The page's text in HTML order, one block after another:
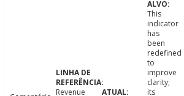
Revenue
This
indicator
has
been
redefined
to
improve
clarity;
its